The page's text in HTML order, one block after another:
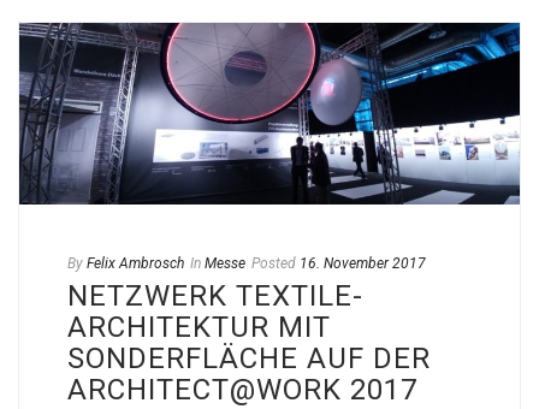
By Felix Ambrosch In Messe Posted 16. November 2017
NETZWERK TEXTILE-
ARCHITEKTUR MIT
SONDERFLÄCHE AUF DER
ARCHITECT@WORK 2017